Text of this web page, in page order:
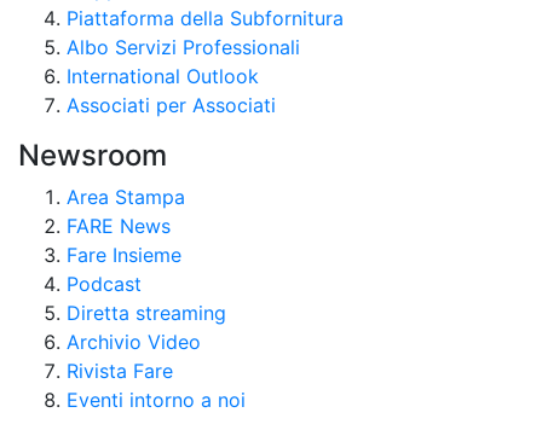
Piattaforma della Subfornitura
Albo Servizi Professionali
International Outlook
Associati per Associati
Newsroom
Area Stampa
FARE News
Fare Insieme
Podcast
Diretta streaming
Archivio Video
Rivista Fare
Eventi intorno a noi